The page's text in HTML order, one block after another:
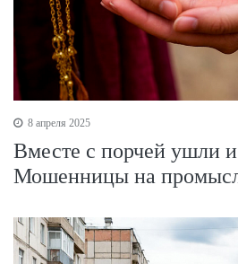
8 апреля 2025
Вместе с порчей ушли
Мошенницы на